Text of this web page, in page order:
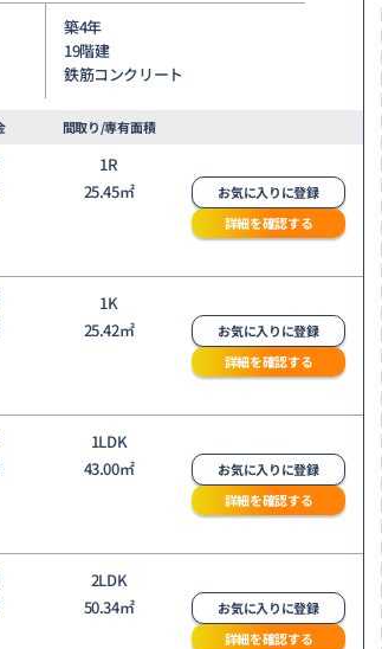
築4年
19階建
鉄筋コンクリート
間取り/専有面積
1R
25.45㎡
お気に入りに登録
詳細を確認する
1K
25.42㎡
お気に入りに登録
詳細を確認する
1LDK
43.00㎡
お気に入りに登録
詳細を確認する
2LDK
50.34㎡
お気に入りに登録
詳細を確認する